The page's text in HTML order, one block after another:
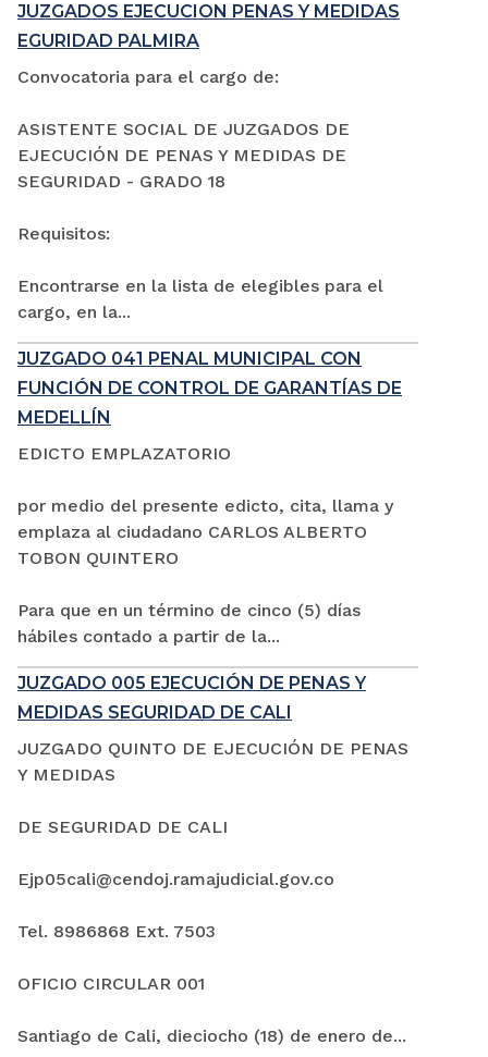
JUZGADOS EJECUCION PENAS Y MEDIDAS
EGURIDAD PALMIRA
Convocatoria para el cargo de:
ASISTENTE SOCIAL DE JUZGADOS DE
EJECUCIÓN DE PENAS Y MEDIDAS DE
SEGURIDAD - GRADO 18
Requisitos:
Encontrarse en la lista de elegibles para el
cargo, en la...
JUZGADO 041 PENAL MUNICIPAL CON
FUNCIÓN DE CONTROL DE GARANTÍAS DE
MEDELLÍN
EDICTO EMPLAZATORIO
por medio del presente edicto, cita, llama y
emplaza al ciudadano CARLOS ALBERTO
TOBON QUINTERO
Para que en un término de cinco (5) días
hábiles contado a partir de la...
JUZGADO 005 EJECUCIÓN DE PENAS Y
MEDIDAS SEGURIDAD DE CALI
JUZGADO QUINTO DE EJECUCIÓN DE PENAS
Y MEDIDAS
DE SEGURIDAD DE CALI
Ejp05cali@cendoj.ramajudicial.gov.co
Tel. 8986868 Ext. 7503
OFICIO CIRCULAR 001
Santiago de Cali, dieciocho (18) de enero de...